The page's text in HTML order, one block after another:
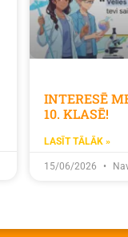
INTERESĒ
10. KLASĒ!
LASĪT TĀLĀK »
15/06/2026